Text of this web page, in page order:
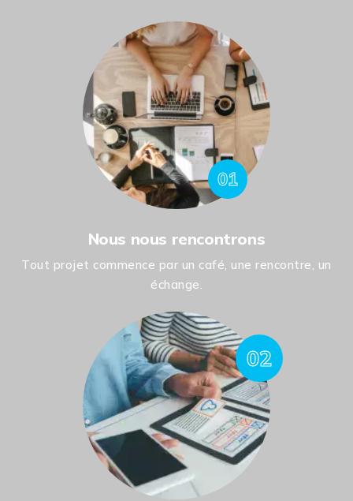
01
Nous nous rencontrons
Tout projet commence par un café, une rencontre, un
échange.
02